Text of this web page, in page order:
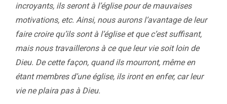
incroyants, ils seront à l’église pour de mauvaises
motivations, etc. Ainsi, nous aurons l’avantage de leur
faire croire qu’ils sont à l’église et que c’est suffisant,
mais nous travaillerons à ce que leur vie soit loin de
Dieu. De cette façon, quand ils mourront, même en
étant membres d’une église, ils iront en enfer, car leur
vie ne plaira pas à Dieu.